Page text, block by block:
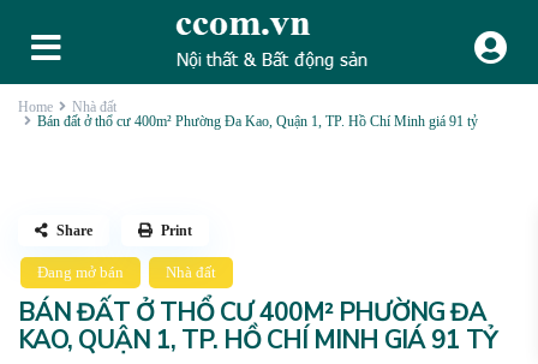
Home
Nhà đất
Bán đất ở thổ cư 400m² Phường Đa Kao, Quận 1, TP. Hồ Chí Minh giá 91 tỷ
Đang mở bán Nhà đất
BÁN ĐẤT Ở THỔ CƯ 400M² PHƯỜNG ĐA
KAO, QUẬN 1, TP. HỒ CHÍ MINH GIÁ 91 TỶ
Share Print